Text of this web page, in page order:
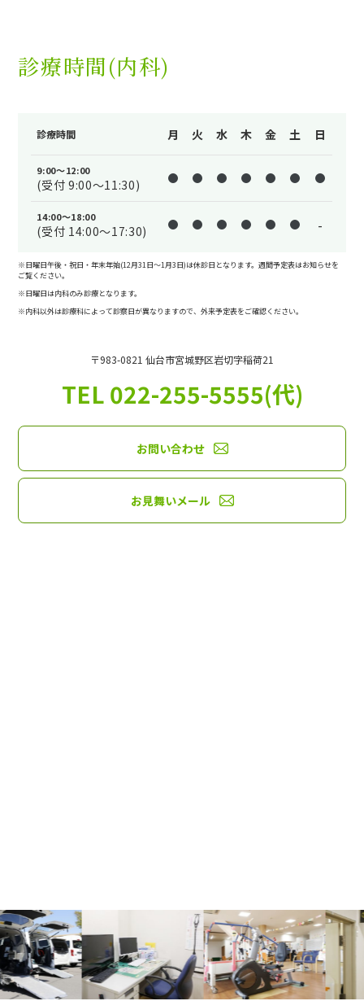
診療時間(内科)
診療時間 月 火 水 木 金 土 日
9:00～12:00
(受付 9:00～11:30)
14:00～18:00
(受付 14:00～17:30) -
※日曜日午後・祝日・年末年始(12月31日〜1月3日)は休診日となります。週間予定表はお知らせを
ご覧ください。
※日曜日は内科のみ診療となります。
※内科以外は診療科によって診察日が異なりますので、外来予定表をご確認ください。
〒983-0821 仙台市宮城野区岩切字稲荷21
TEL 022-255-5555(代)
お問い合わせ
お見舞いメール